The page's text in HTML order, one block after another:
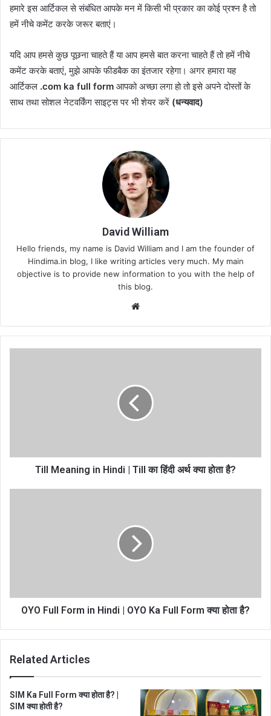
हमारे इस आर्टिकल से संबंधित आपके मन में किसी भी प्रकार का कोई प्रश्न है तो
हमें नीचे कमेंट करके जरूर बताएं।
यदि आप हमसे कुछ पूछना चाहते हैं या आप हमसे बात करना चाहते हैं तो हमें नीचे
कमेंट करके बताएं, मुझे आपके फीडबैक का इंतजार रहेगा। अगर हमारा यह
आर्टिकल .com ka full form आपको अच्छा लगा हो तो इसे अपने दोस्तों के
साथ तथा सोशल नेटवर्किंग साइट्स पर भी शेयर करें (धन्यवाद)
David William
Hello friends, my name is David William and I am the founder of
Hindima.in blog, I like writing articles very much. My main
objective is to provide new information to you with the help of
this blog.
te
Till Meaning in Hindi | Till का हिंदी अर्थ क्या होता है?
OYO Full Form in Hindi | OYO Ka Full Form क्या होता है?
Related Articles
SIM Ka Full Form क्या होता है? |
SIM क्या होती है?